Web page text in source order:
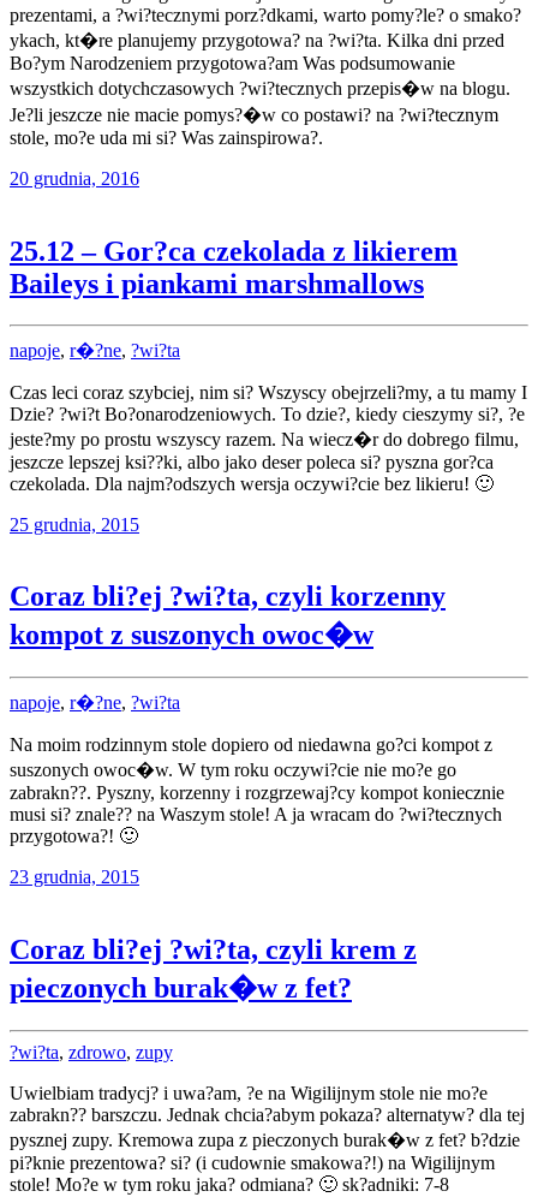
prezentami, a ?wi?tecznymi porz?dkami, warto pomy?le? o smako?
ykach, kt�re planujemy przygotowa? na ?wi?ta. Kilka dni przed
Bo?ym Narodzeniem przygotowa?am Was podsumowanie
wszystkich dotychczasowych ?wi?tecznych przepis�w na blogu.
Je?li jeszcze nie macie pomys?�w co postawi? na ?wi?tecznym
stole, mo?e uda mi si? Was zainspirowa?.
20 grudnia, 2016
25.12 – Gor?ca czekolada z likierem
Baileys i piankami marshmallows
napoje, r�?ne, ?wi?ta
Czas leci coraz szybciej, nim si? Wszyscy obejrzeli?my, a tu mamy I
Dzie? ?wi?t Bo?onarodzeniowych. To dzie?, kiedy cieszymy si?, ?e
jeste?my po prostu wszyscy razem. Na wiecz�r do dobrego filmu,
jeszcze lepszej ksi??ki, albo jako deser poleca si? pyszna gor?ca
czekolada. Dla najm?odszych wersja oczywi?cie bez likieru! 🙂
25 grudnia, 2015
Coraz bli?ej ?wi?ta, czyli korzenny
kompot z suszonych owoc�w
napoje, r�?ne, ?wi?ta
Na moim rodzinnym stole dopiero od niedawna go?ci kompot z
suszonych owoc�w. W tym roku oczywi?cie nie mo?e go
zabrakn??. Pyszny, korzenny i rozgrzewaj?cy kompot koniecznie
musi si? znale?? na Waszym stole! A ja wracam do ?wi?tecznych
przygotowa?! 🙂
23 grudnia, 2015
Coraz bli?ej ?wi?ta, czyli krem z
pieczonych burak�w z fet?
?wi?ta, zdrowo, zupy
Uwielbiam tradycj? i uwa?am, ?e na Wigilijnym stole nie mo?e
zabrakn?? barszczu. Jednak chcia?abym pokaza? alternatyw? dla tej
pysznej zupy. Kremowa zupa z pieczonych burak�w z fet? b?dzie
pi?knie prezentowa? si? (i cudownie smakowa?!) na Wigilijnym
stole! Mo?e w tym roku jaka? odmiana? 🙂 sk?adniki: 7-8